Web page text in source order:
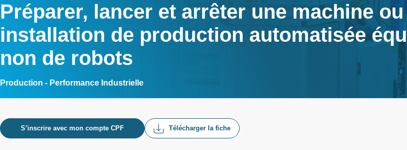
Préparer, lancer et arrêter une machine
installation de production automatisée
non de robots
Production - Performance Industrielle
S’inscrire avec mon compte CPF Télécharger la fiche